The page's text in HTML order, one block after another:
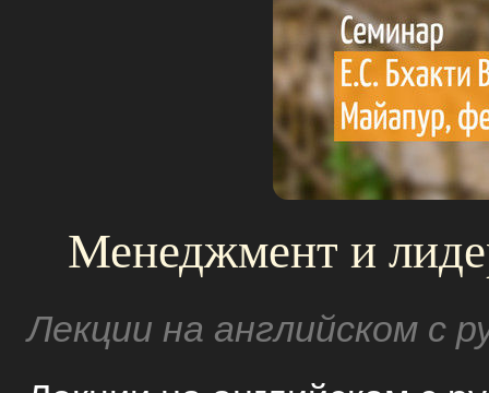
Менеджмент и
Лекции на английском с